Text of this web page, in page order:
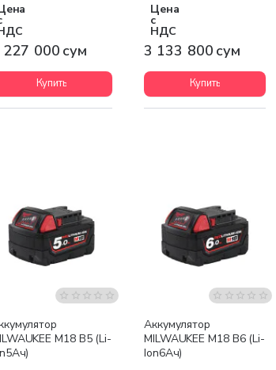
000 сум
Купить
BOX)
Цена
с
НДС
3 133 800 сум
Купить
M18 B5 (Li-
Аккумулятор
MILWAUKEE M18 B6 (Li-
Ion6Ач)